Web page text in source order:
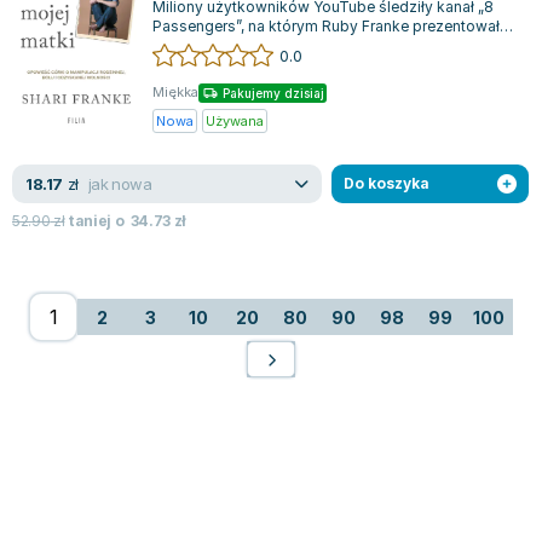
Miliony użytkowników YouTube śledziły kanał „8
Passengers”, na którym Ruby Franke prezentowała
życie swojej rodziny jako wzorzec i...
0.0
Miękka Pakujemy dzisiaj
Nowa Używana
18.17 zł jak nowa
52.90złtaniej o 34.73 zł
Do koszyka
2 3 10 20 80 90 98 99 100